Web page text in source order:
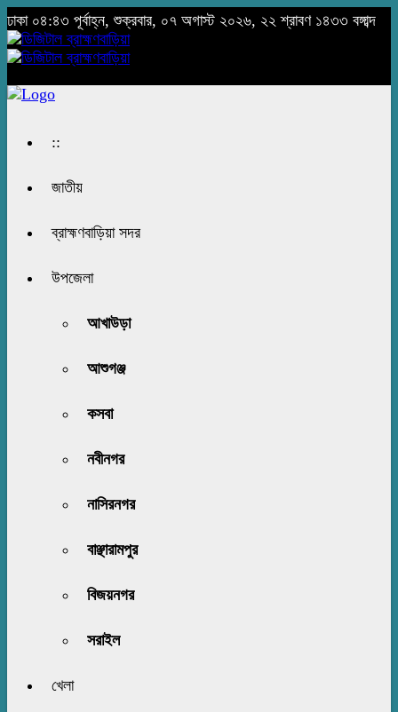
ঢাকা ০৪:৪৩ পূর্বাহ্ন, শুক্রবার, ০৭ অগাস্ট ২০২৬, ২২ শ্রাবণ ১৪৩৩ বঙ্গাব্দ
::
জাতীয়
ব্রাহ্মণবাড়িয়া সদর
উপজেলা
আখাউড়া
আশুগঞ্জ
কসবা
নবীনগর
নাসিরনগর
বাঞ্ছারামপুর
বিজয়নগর
সরাইল
খেলা